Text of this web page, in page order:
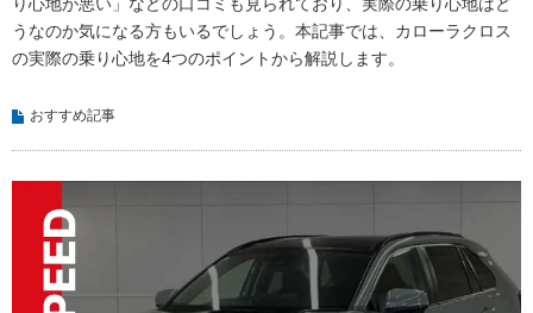
うなのか気になる方もいるでしょう。本記事では、カローラクロス
の実際の乗り心地を4つのポイントから解説します。
おすすめ記事